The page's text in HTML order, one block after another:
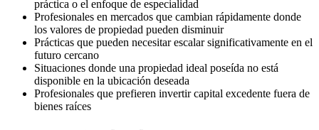
práctica o el enfoque de especialidad
Profesionales en mercados que cambian rápidamente donde
los valores de propiedad pueden disminuir
Prácticas que pueden necesitar escalar significativamente en el
futuro cercano
Situaciones donde una propiedad ideal poseída no está
disponible en la ubicación deseada
Profesionales que prefieren invertir capital excedente fuera de
bienes raíces